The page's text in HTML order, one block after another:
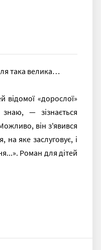
така велика…
«дорослої»
— зізнається
він з'явився
на яке заслуговує, і
Роман для дітей